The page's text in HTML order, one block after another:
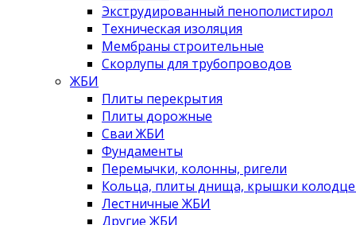
Экструдированный пенополистирол
Техническая изоляция
Мембраны строительные
Скорлупы для трубопроводов
ЖБИ
Плиты перекрытия
Плиты дорожные
Сваи ЖБИ
Фундаменты
Перемычки, колонны, ригели
Кольца, плиты днища, крышки
Лестничные ЖБИ
Другие ЖБИ